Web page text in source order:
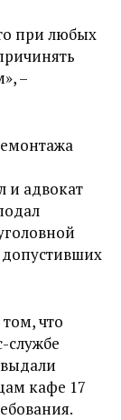
при любых
–
и адвокат
допустивших
что
службе
кафе 17